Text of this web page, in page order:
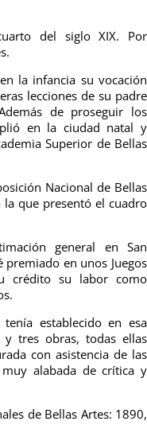
del siglo XIX. Por
la infancia su vocación
lecciones de su padre
de proseguir los
en la ciudad natal y
Superior de Bellas
Nacional de Bellas
que presentó el cuadro
general en San
premiado en unos Juegos
crédito su labor como
establecido en esa
y tres obras, todas ellas
con asistencia de las
alabada de crítica y
de Bellas Artes: 1890,